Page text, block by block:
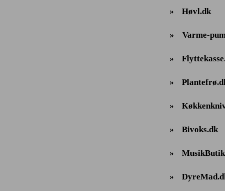
» Høvl.dk
» Varme-
»
»
»
» Bivoks.dk
»
»